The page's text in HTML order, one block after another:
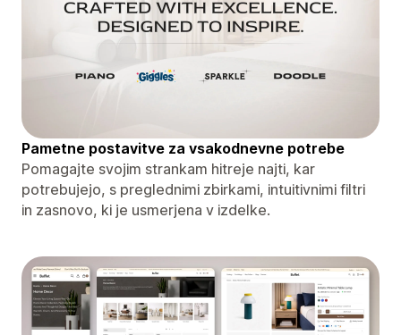
Pametne postavitve za vsakodnevne potrebe
Pomagajte svojim strankam hitreje najti, kar
potrebujejo, s preglednimi zbirkami, intuitivnimi filtri
in zasnovo, ki je usmerjena v izdelke.